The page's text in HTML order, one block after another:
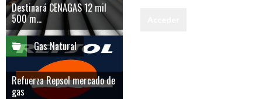
Destinará CENAGAS 12 mil
500 m...
Gas Natural
Refuerza Repsol mercado de
gas